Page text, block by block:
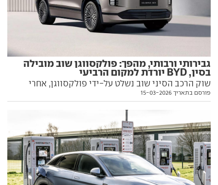
גבירותי ורבותי, מהפך: פולקסווגן שוב מובילה
בסין, BYD יורדת למקום הרביעי
שוק הרכב הסיני שוב נשלט על-ידי פולקסווגן, אחרי
פורסם בתאריך 15-03-2026